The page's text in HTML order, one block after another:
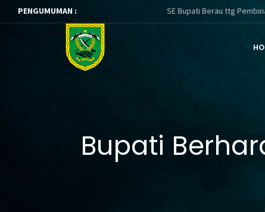
PENGUMUMAN : SE Bupati Berau ttg Pembinaan dan
Bupati